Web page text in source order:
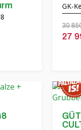
GK-
30
27